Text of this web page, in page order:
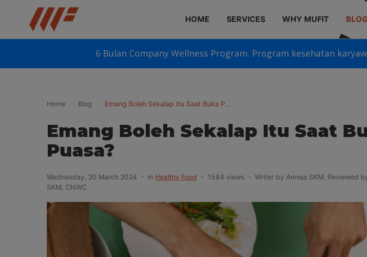
6 Bulan Company Wellness Program. Program kesehatan
HOME SERVICES WHY MUFIT
Home Blog Emang Boleh Sekalap Itu Saat Buka P…
Emang Boleh Sekalap Itu Saat
Puasa?
Wednesday, 20 March 2024 - in Healthy Food - 1584 views - Writer by Annisa SKM, Reviewed
SKM, CNWC